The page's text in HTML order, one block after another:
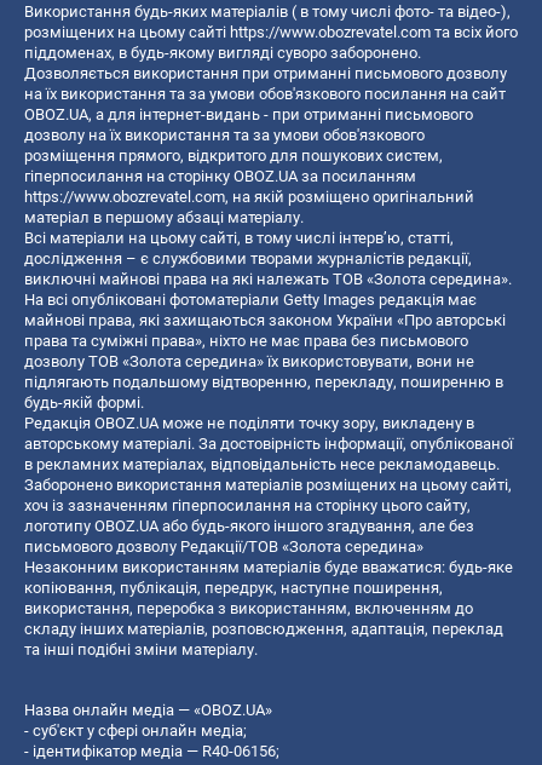
Використання будь-яких матеріалів ( в тому числі фото- та відео-),
розміщених на цьому сайті https://www.obozrevatel.com та всіх його
піддоменах, в будь-якому вигляді суворо заборонено.
Дозволяється використання при отриманні письмового дозволу
на їх використання та за умови обов'язкового посилання на сайт
OBOZ.UA, а для інтернет-видань - при отриманні письмового
дозволу на їх використання та за умови обов'язкового
розміщення прямого, відкритого для пошукових систем,
гіперпосилання на сторінку OBOZ.UA за посиланням
https://www.obozrevatel.com, на якій розміщено оригінальний
матеріал в першому абзаці матеріалу.
Всі матеріали на цьому сайті, в тому числі інтерв’ю, статті,
дослідження – є службовими творами журналістів редакції,
виключні майнові права на які належать ТОВ «Золота середина».
На всі опубліковані фотоматеріали Getty Images редакція має
майнові права, які захищаються законом України «Про авторські
права та суміжні права», ніхто не має права без письмового
дозволу ТОВ «Золота середина» їх використовувати, вони не
підлягають подальшому відтворенню, перекладу, поширенню в
будь-якій формі.
Редакція OBOZ.UA може не поділяти точку зору, викладену в
авторському матеріалі. За достовірність інформації, опублікованої
в рекламних матеріалах, відповідальність несе рекламодавець.
Заборонено використання матеріалів розміщених на цьому сайті,
хоч із зазначенням гіперпосилання на сторінку цього сайту,
логотипу OBOZ.UA або будь-якого іншого згадування, але без
письмового дозволу Редакції/ТОВ «Золота середина»
Незаконним використанням матеріалів буде вважатися: будь-яке
копiювання, публiкацiя, передрук, наступне поширення,
використання, переробка з використанням, включенням до
складу інших матеріалів, розповсюдження, адаптація, переклад
та інші подібні зміни матеріалу.
Назва онлайн медіа — «OBOZ.UA»
- суб'єкт у сфері онлайн медіа;
- ідентифікатор медіа — R40-06156;